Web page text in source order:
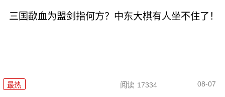
三国歃血为盟剑指何方？中东大棋有人坐不住了！
最热 阅读 17334 08-07